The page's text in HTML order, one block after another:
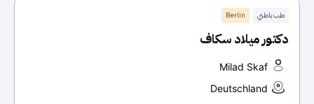
طب باطني Berlin
دكتور ميلاد سكاف
Milad Skaf
Deutschland